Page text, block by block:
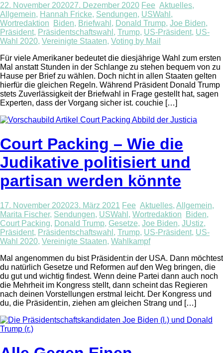
22. November 202027. Dezember 2020 Fee Aktuelles,
Allgemein, Hannah Fricke, Sendungen, USWahl ,
Wortredaktion
Biden, Briefwahl , Donald Trump, Joe Biden,
Präsident, Präsidentschaftswahl , Trump, US-Präsident, US-
Wahl 2020, Vereinigte Staaten, Voting by Mail
Für viele Amerikaner bedeutet die diesjährige Wahl zum ersten
Mal anstatt Stunden in der Schlange zu stehen bequem von zu
Hause per Brief zu wählen. Doch nicht in allen Staaten gelten
hierfür die gleichen Regeln. Während Präsident Donald Trump
stets Zuverlässigkeit der Briefwahl in Frage gestellt hat, sagen
Experten, dass der Vorgang sicher ist. couchie […]
Court Packing – Wie die
Judikative politisiert und
partisan werden könnte
17. November 202023. März 2021 Fee Aktuelles, Allgemein,
Marita Fischer, Sendungen, USWahl , Wortredaktion Biden,
Court Packing, Donald Trump, Gesetze, Joe Biden, JUstiz,
Präsident, Präsidentschaftswahl , Trump, US-Präsident, US-
Wahl 2020, Vereinigte Staaten, Wahlkampf
Mal angenommen du bist Präsident:in der USA. Dann möchtest
du natürlich Gesetze und Reformen auf den Weg bringen, die
du gut und wichtig findest. Wenn deine Partei dann auch noch
die Mehrheit im Kongress stellt, dann scheint das Regieren
nach deinen Vorstellungen erstmal leicht. Der Kongress und
du, die Präsident:in, ziehen am gleichen Strang und […]